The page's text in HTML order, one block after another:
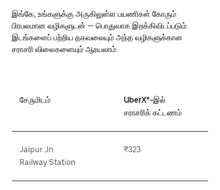
இங்கே, உங்களுக்கு அருகிலுள்ள பயணிகள் கோரும்
பிரபலமான வழிகளுடன் — பொதுவாக இறக்கிவிடப்படும்
இடங்களைப் பற்றிய தகவலையும் அந்த வழிகளுக்கான
சராசரி விலைகளையும் ஆரயலாம்.
சேருமிடம்
UberX*-இல்
சராசரிக் கட்டணம்
Jaipur Jn.
Railway Station
₹323